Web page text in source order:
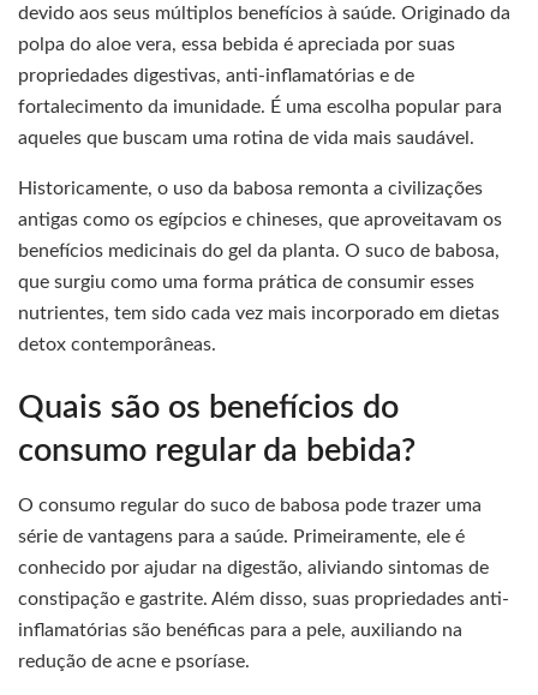
devido aos seus múltiplos benefícios à saúde. Originado da
polpa do aloe vera, essa bebida é apreciada por suas
propriedades digestivas, anti-inflamatórias e de
fortalecimento da imunidade. É uma escolha popular para
aqueles que buscam uma rotina de vida mais saudável.
Historicamente, o uso da babosa remonta a civilizações
antigas como os egípcios e chineses, que aproveitavam os
benefícios medicinais do gel da planta. O suco de babosa,
que surgiu como uma forma prática de consumir esses
nutrientes, tem sido cada vez mais incorporado em dietas
detox contemporâneas.
Quais são os benefícios do
consumo regular da bebida?
O consumo regular do suco de babosa pode trazer uma
série de vantagens para a saúde. Primeiramente, ele é
conhecido por ajudar na digestão, aliviando sintomas de
constipação e gastrite. Além disso, suas propriedades anti-
inflamatórias são benéficas para a pele, auxiliando na
redução de acne e psoríase.